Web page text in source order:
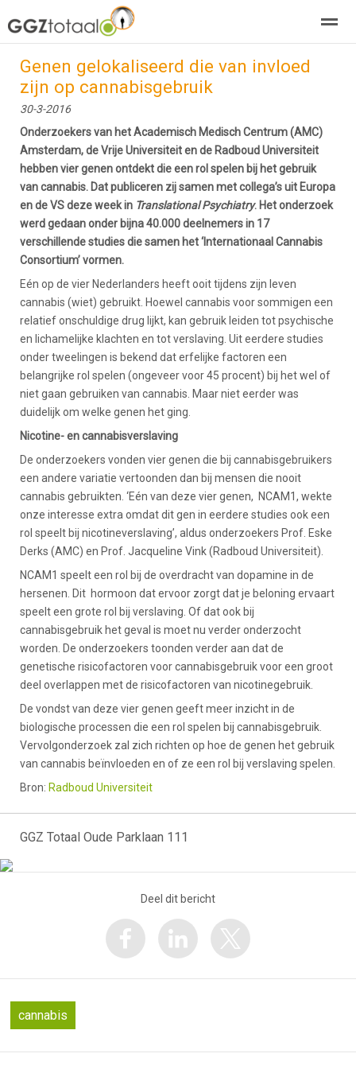
over GGZTotaal abonneren agenda adverteren
Home Nieuws Zoeken Pagina's
Genen gelokaliseerd die van invloed
zijn op cannabisgebruik
30-3-2016
Onderzoekers van het Academisch Medisch Centrum (AMC)
Amsterdam, de Vrije Universiteit en de Radboud Universiteit
hebben vier genen ontdekt die een rol spelen bij het gebruik
van cannabis. Dat publiceren zij samen met collega’s uit Europa
en de VS deze week in Translational Psychiatry. Het onderzoek
werd gedaan onder bijna 40.000 deelnemers in 17
verschillende studies die samen het ‘Internationaal Cannabis
Consortium’ vormen.
Eén op de vier Nederlanders heeft ooit tijdens zijn leven
cannabis (wiet) gebruikt. Hoewel cannabis voor sommigen een
relatief onschuldige drug lijkt, kan gebruik leiden tot psychische
en lichamelijke klachten en tot verslaving. Uit eerdere studies
onder tweelingen is bekend dat erfelijke factoren een
belangrijke rol spelen (ongeveer voor 45 procent) bij het wel of
niet gaan gebruiken van cannabis. Maar niet eerder was
duidelijk om welke genen het ging.
Nicotine- en cannabisverslaving
De onderzoekers vonden vier genen die bij cannabisgebruikers
een andere variatie vertoonden dan bij mensen die nooit
cannabis gebruikten. ‘Eén van deze vier genen, NCAM1, wekte
onze interesse extra omdat dit gen in eerdere studies ook een
rol speelt bij nicotineverslaving’, aldus onderzoekers Prof. Eske
Derks (AMC) en Prof. Jacqueline Vink (Radboud Universiteit).
NCAM1 speelt een rol bij de overdracht van dopamine in de
hersenen. Dit hormoon dat ervoor zorgt dat je beloning ervaart
speelt een grote rol bij verslaving. Of dat ook bij
cannabisgebruik het geval is moet nu verder onderzocht
worden. De onderzoekers toonden verder aan dat de
genetische risicofactoren voor cannabisgebruik voor een groot
deel overlappen met de risicofactoren van nicotinegebruik.
De vondst van deze vier genen geeft meer inzicht in de
biologische processen die een rol spelen bij cannabisgebruik.
Vervolgonderzoek zal zich richten op hoe de genen het gebruik
van cannabis beïnvloeden en of ze een rol bij verslaving spelen.
Bron: Radboud Universiteit
GGZ Totaal Oude Parklaan 111
Deel dit bericht
cannabis